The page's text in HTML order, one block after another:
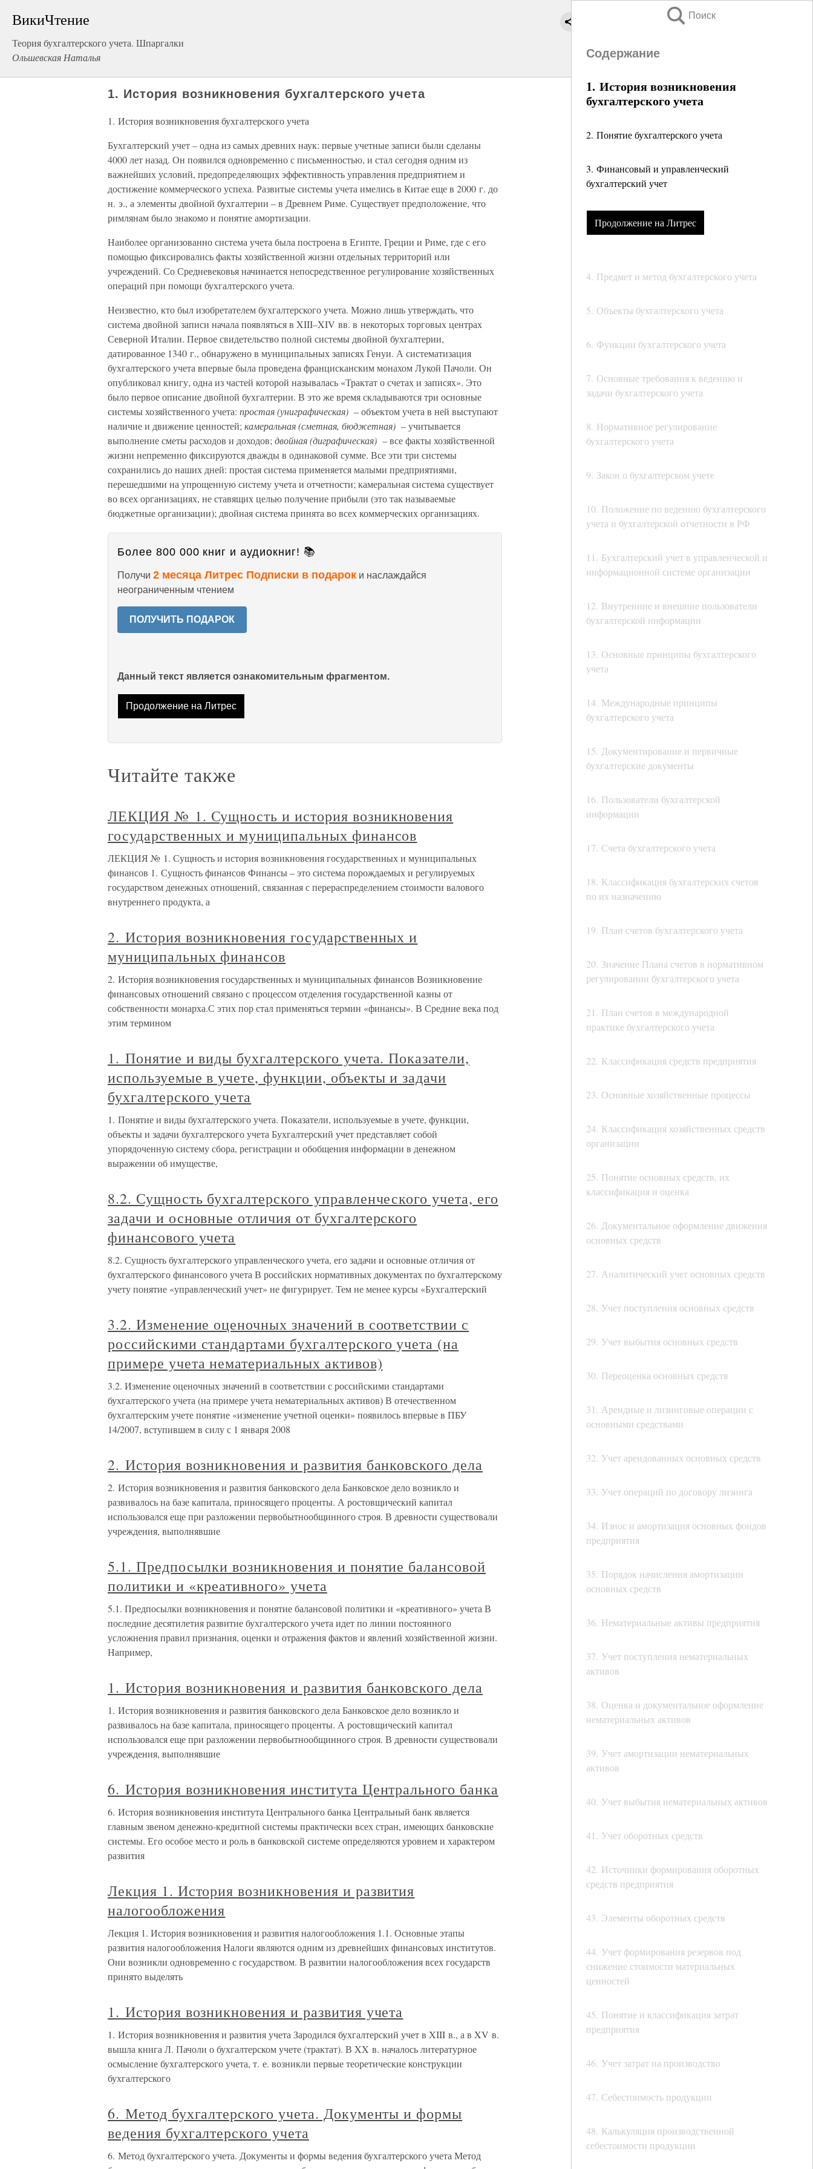
ВикиЧтение
Теория бухгалтерского учета. Шпаргалки
Ольшевская Наталья
Поиск
Содержание
1. История возникновения
бухгалтерского учета
2. Понятие бухгалтерского учета
3. Финансовый и управленческий
бухгалтерский учет
Продолжение на Литрес
4. Предмет и метод бухгалтерского учета
5. Объекты бухгалтерского учета
6. Функции бухгалтерского учета
7. Основные требования к ведению и
задачи бухгалтерского учета
8. Нормативное регулирование
бухгалтерского учета
9. Закон о бухгалтерском учете
10. Положение по ведению бухгалтерского
учета и бухгалтерской отчетности в РФ
11. Бухгалтерский учет в управленческой и
информационной системе организации
12. Внутренние и внешние пользователи
бухгалтерской информации
13. Основные принципы бухгалтерского
учета
14. Международные принципы
бухгалтерского учета
15. Документирование и первичные
бухгалтерские документы
16. Пользователи бухгалтерской
информации
17. Счета бухгалтерского учета
18. Классификация бухгалтерских счетов
по их назначению
19. План счетов бухгалтерского учета
20. Значение Плана счетов в нормативном
регулировании бухгалтерского учета
21. План счетов в международной
практике бухгалтерского учета
22. Классификация средств предприятия
23. Основные хозяйственные процессы
24. Классификация хозяйственных средств
организации
25. Понятие основных средств, их
классификация и оценка
26. Документальное оформление движения
основных средств
27. Аналитический учет основных средств
28. Учет поступления основных средств
29. Учет выбытия основных средств
30. Переоценка основных средств
31. Арендные и лизинговые операции с
основными средствами
32. Учет арендованных основных средств
33. Учет операций по договору лизинга
34. Износ и амортизация основных фондов
предприятия
35. Порядок начисления амортизации
основных средств
36. Нематериальные активы предприятия
37. Учет поступления нематериальных
активов
38. Оценка и документальное оформление
нематериальных активов
39. Учет амортизации нематериальных
активов
40. Учет выбытия нематериальных активов
41. Учет оборотных средств
42. Источники формирования оборотных
средств предприятия
43. Элементы оборотных средств
44. Учет формирования резервов под
снижение стоимости материальных
ценностей
45. Понятие и классификация затрат
предприятия
46. Учет затрат на производство
47. Себестоимость продукции
48. Калькуляция производственной
себестоимости продукции
1. История возникновения бухгалтерского учета
1. История возникновения бухгалтерского учета
Бухгалтерский учет – одна из самых древних наук: первые учетные записи были сделаны
4000 лет назад. Он появился одновременно с письменностью, и стал сегодня одним из
важнейших условий, предопределяющих эффективность управления предприятием и
достижение коммерческого успеха. Развитые системы учета имелись в Китае еще в 2000 г. до
н. э., а элементы двойной бухгалтерии – в Древнем Риме. Существует предположение, что
римлянам было знакомо и понятие амортизации.
Наиболее организованно система учета была построена в Египте, Греции и Риме, где с его
помощью фиксировались факты хозяйственной жизни отдельных территорий или
учреждений. Со Средневековья начинается непосредственное регулирование хозяйственных
операций при помощи бухгалтерского учета.
Неизвестно, кто был изобретателем бухгалтерского учета. Можно лишь утверждать, что
система двойной записи начала появляться в XIII–XIV вв. в некоторых торговых центрах
Северной Италии. Первое свидетельство полной системы двойной бухгалтерии,
датированное 1340 г., обнаружено в муниципальных записях Генуи. А систематизация
бухгалтерского учета впервые была проведена францисканским монахом Лукой Пачоли. Он
опубликовал книгу, одна из частей которой называлась «Трактат о счетах и записях». Это
было первое описание двойной бухгалтерии. В это же время складываются три основные
системы хозяйственного учета: простая (униграфическая) – объектом учета в ней выступают
наличие и движение ценностей; камеральная (сметная, бюджетная) – учитывается
выполнение сметы расходов и доходов; двойная (диграфическая) – все факты хозяйственной
жизни непременно фиксируются дважды в одинаковой сумме. Все эти три системы
сохранились до наших дней: простая система применяется малыми предприятиями,
перешедшими на упрощенную систему учета и отчетности; камеральная система существует
во всех организациях, не ставящих целью получение прибыли (это так называемые
бюджетные организации); двойная система принята во всех коммерческих организациях.
Более 800 000 книг и аудиокниг! 📚
Получи 2 месяца Литрес Подписки в подарок и наслаждайся
неограниченным чтением
ПОЛУЧИТЬ ПОДАРОК
Данный текст является ознакомительным фрагментом.
Продолжение на Литрес
Читайте также
ЛЕКЦИЯ № 1. Сущность и история возникновения
государственных и муниципальных финансов
ЛЕКЦИЯ № 1. Сущность и история возникновения государственных и муниципальных
финансов 1. Сущность финансов Финансы – это система порождаемых и регулируемых
государством денежных отношений, связанная с перераспределением стоимости валового
внутреннего продукта, а
2. История возникновения государственных и
муниципальных финансов
2. История возникновения государственных и муниципальных финансов Возникновение
финансовых отношений связано с процессом отделения государственной казны от
собственности монарха.С этих пор стал применяться термин «финансы». В Средние века под
этим термином
1. Понятие и виды бухгалтерского учета. Показатели,
используемые в учете, функции, объекты и задачи
бухгалтерского учета
1. Понятие и виды бухгалтерского учета. Показатели, используемые в учете, функции,
объекты и задачи бухгалтерского учета Бухгалтерский учет представляет собой
упорядоченную систему сбора, регистрации и обобщения информации в денежном
выражении об имуществе,
8.2. Сущность бухгалтерского управленческого учета, его
задачи и основные отличия от бухгалтерского
финансового учета
8.2. Сущность бухгалтерского управленческого учета, его задачи и основные отличия от
бухгалтерского финансового учета В российских нормативных документах по бухгалтерскому
учету понятие «управленческий учет» не фигурирует. Тем не менее курсы «Бухгалтерский
3.2. Изменение оценочных значений в соответствии с
российскими стандартами бухгалтерского учета (на
примере учета нематериальных активов)
3.2. Изменение оценочных значений в соответствии с российскими стандартами
бухгалтерского учета (на примере учета нематериальных активов) В отечественном
бухгалтерским учете понятие «изменение учетной оценки» появилось впервые в ПБУ
14/2007, вступившем в силу с 1 января 2008
2. История возникновения и развития банковского дела
2. История возникновения и развития банковского дела Банковское дело возникло и
развивалось на базе капитала, приносящего проценты. А ростовщический капитал
использовался еще при разложении первобытнообщинного строя. В древности существовали
учреждения, выполнявшие
5.1. Предпосылки возникновения и понятие балансовой
политики и «креативного» учета
5.1. Предпосылки возникновения и понятие балансовой политики и «креативного» учета В
последние десятилетия развитие бухгалтерского учета идет по линии постоянного
усложнения правил признания, оценки и отражения фактов и явлений хозяйственной жизни.
Например,
1. История возникновения и развития банковского дела
1. История возникновения и развития банковского дела Банковское дело возникло и
развивалось на базе капитала, приносящего проценты. А ростовщический капитал
использовался еще при разложении первобытнообщинного строя. В древности существовали
учреждения, выполнявшие
6. История возникновения института Центрального банка
6. История возникновения института Центрального банка Центральный банк является
главным звеном денежно-кредитной системы практически всех стран, имеющих банковские
системы. Его особое место и роль в банковской системе определяются уровнем и характером
развития
Лекция 1. История возникновения и развития
налогообложения
Лекция 1. История возникновения и развития налогообложения 1.1. Основные этапы
развития налогообложения Налоги являются одним из древнейших финансовых институтов.
Они возникли одновременно с государством. В развитии налогообложения всех государств
принято выделять
1. История возникновения и развития учета
1. История возникновения и развития учета Зародился бухгалтерский учет в XIII в., а в XV в.
вышла книга Л. Пачоли о бухгалтерском учете (трактат). В XX в. началось литературное
осмысление бухгалтерского учета, т. е. возникли первые теоретические конструкции
бухгалтерского
6. Метод бухгалтерского учета. Документы и формы
ведения бухгалтерского учета
6. Метод бухгалтерского учета. Документы и формы ведения бухгалтерского учета Метод